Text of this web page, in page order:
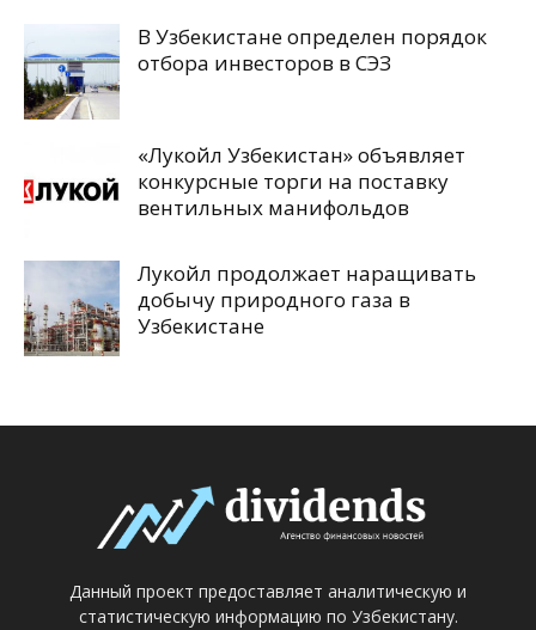
В Узбекистане определен порядок
отбора инвесторов в СЭЗ
«Лукойл Узбекистан» объявляет
конкурсные торги на поставку
вентильных манифольдов
Лукойл продолжает наращивать
добычу природного газа в
Узбекистане
Данный проект предоставляет аналитическую и
статистическую информацию по Узбекистану.